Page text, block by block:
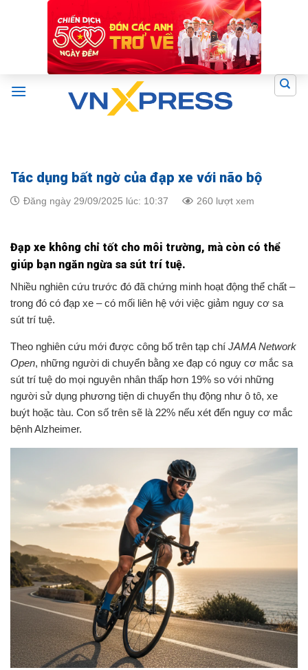
Tác dụng bất ngờ của đạp xe với não bộ
Đăng ngày 29/09/2025 lúc: 10:37 260 lượt xem
Đạp xe không chỉ tốt cho môi trường, mà còn có thể
giúp bạn ngăn ngừa sa sút trí tuệ.
Nhiều nghiên cứu trước đó đã chứng minh hoạt động thể chất –
trong đó có đạp xe – có mối liên hệ với việc giảm nguy cơ sa
sút trí tuệ.
Theo nghiên cứu mới được công bố trên tạp chí JAMA Network
Open, những người di chuyển bằng xe đạp có nguy cơ mắc sa
sút trí tuệ do mọi nguyên nhân thấp hơn 19% so với những
người sử dụng phương tiện di chuyển thụ động như ô tô, xe
buýt hoặc tàu. Con số trên sẽ là 22% nếu xét đến nguy cơ mắc
bệnh Alzheimer.